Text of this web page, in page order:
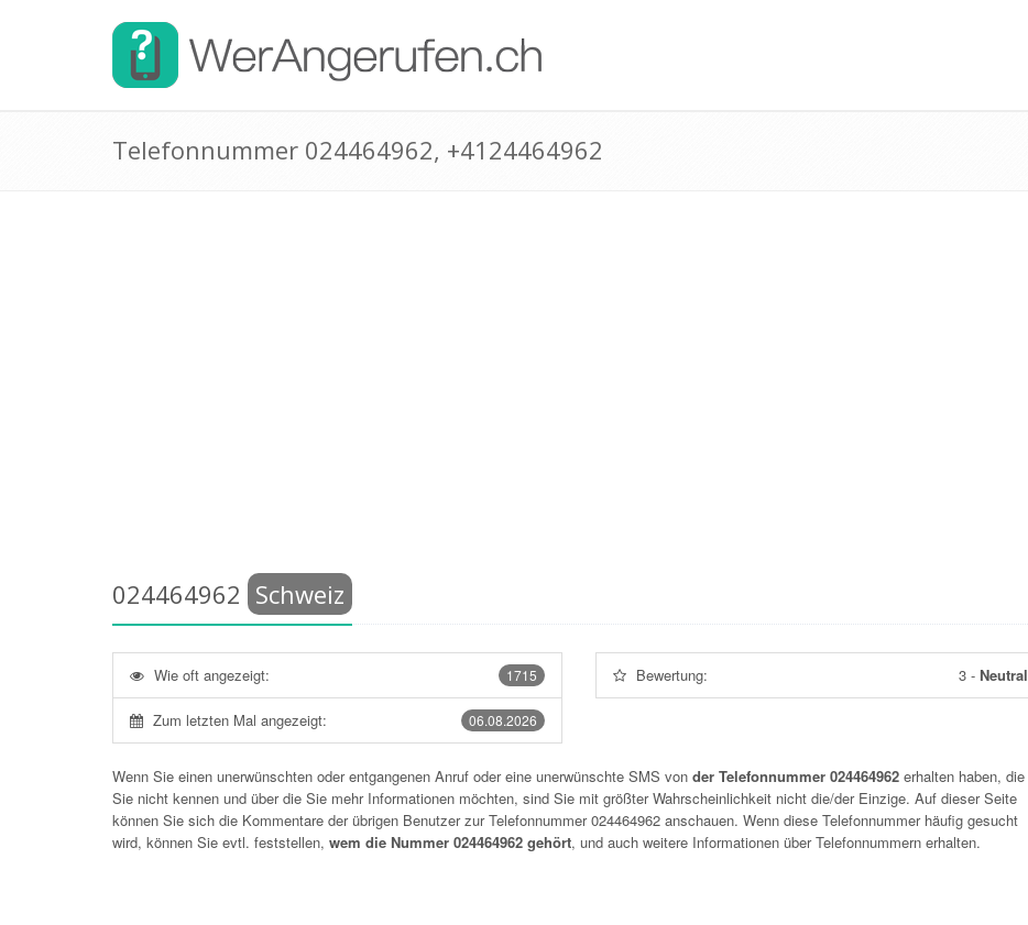
Telefonnummer 024464962, +4124464962
024464962 Schweiz
1715
Wie oft angezeigt:
06.08.2026
Zum letzten Mal angezeigt:
Bewertung: 3- Neutral
Wenn Sie einen unerwünschten oder entgangenen Anruf oder eine unerwünschte SMS von der Telefonnummer 024464962 erhalten haben, die
Sie nicht kennen und über die Sie mehr Informationen möchten, sind Sie mit größter Wahrscheinlichkeit nicht die/der Einzige. Auf dieser Seite
können Sie sich die Kommentare der übrigen Benutzer zur Telefonnummer024464962 anschauen. Wenn diese Telefonnummer häufig gesucht
wird, können Sie evtl. feststellen, wem die Nummer 024464962 gehört, und auch weitere Informationen über Telefonnummern erhalten.